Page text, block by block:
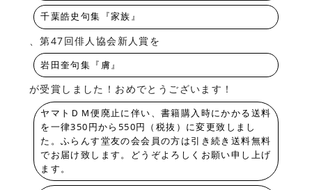
千葉皓史句集『家族』
、第47回俳人協会新人賞を
岩田奎句集『膚』
が受賞しました！おめでとうございます！
ヤマトＤＭ便廃止に伴い、書籍購入時にかかる送料
を一律350円から550円（税抜）に変更致しまし
た。ふらんす堂友の会会員の方は引き続き送料無料
でお届け致します。どうぞよろしくお願い申し上げ
ます。